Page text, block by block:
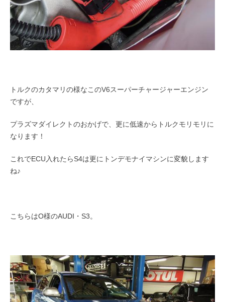
トルクのカタマリの様なこのV6スーパーチャージャーエンジン
ですが、
プラズマダイレクトのおかげで、更に低速からトルクモリモリに
なります！
これでECU入れたらS4は更にトンデモナイマシンに変貌します
ね♪
こちらはO様のAUDI・S3。